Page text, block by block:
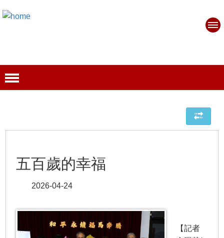
五百歲的幸福
2026-04-24
【記者